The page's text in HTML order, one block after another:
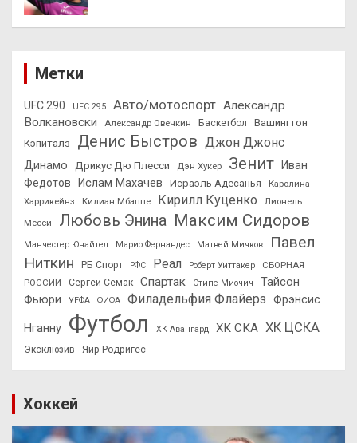
Метки
UFC 290 UFC 295 Авто/мотоспорт Александр
Волкановски
Александр Овечкин Баскетбол
Вашингтон
Кэпиталз
Денис Быстров Джон Джонс
Динамо Дрикус Дю Плесси Дэн Хукер Зенит
Иван
Федотов
Ислам Махачев Исраэль Адесанья
Каролина
Харрикейнз
Килиан Мбаппе Кирилл Куценко
Лионель
Месси
Любовь Энина Максим Сидоров
Манчестер Юнайтед Марио Фернандес Матвей Мичков
Павел
Ниткин
РБ Спорт РФС Реал Роберт Уиттакер
СБОРНАЯ
РОССИИ
Сергей Семак Спартак Стипе Миочич
Тайсон
Фьюри
УЕФА ФИФА Филадельфия Флайерз Фрэнсис
Нганну Футбол ХК Авангард ХК СКА ХК ЦСКА
Эксклюзив Яир Родригес
Хоккей